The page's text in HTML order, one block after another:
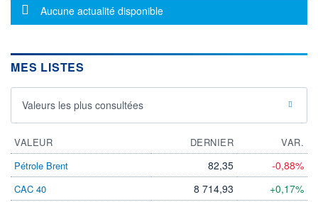
Politique d'exécution
Cotation sur les autres places
0,0000
0,0000 0,0000
VOLUME
0 0,00%
VALORISATION
99 MUSD
LIMITE À LA
0,0000
LIMITE À LA
0,0000
Message d'information
Aucune actualité disponible
MES LISTES
Valeurs les plus consultées
VALEUR DERNIER
VAR.
Pétrole Brent
82,35 -0,88%
CAC 40 8 714,93 +0,17%